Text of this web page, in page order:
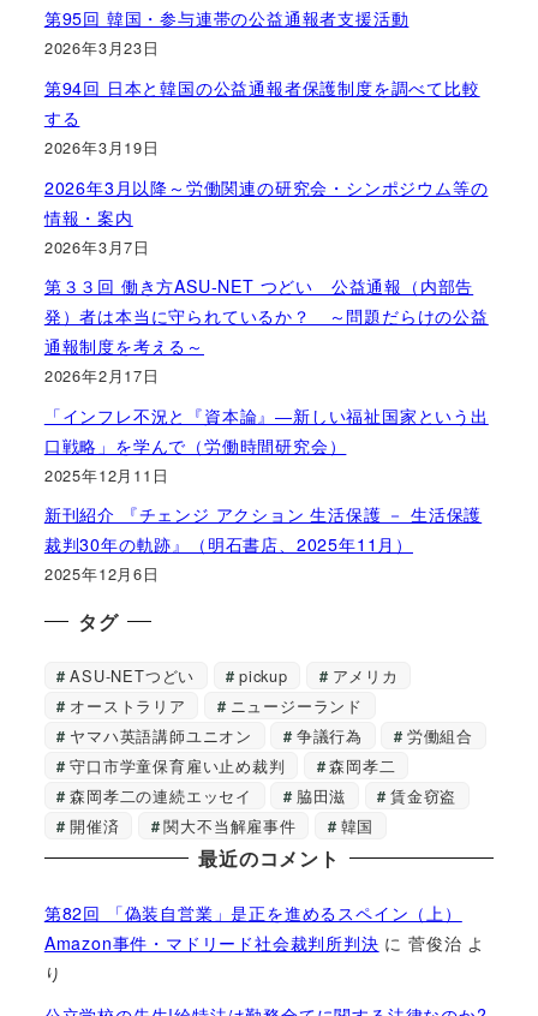
第95回 韓国・参与連帯の公益通報者支援活動
2026年3月23日
第94回 日本と韓国の公益通報者保護制度を調べて比較
する
2026年3月19日
2026年3月以降～労働関連の研究会・シンポジウム等の
情報・案内
2026年3月7日
第３３回 働き方ASU-NET つどい 公益通報（内部告
発）者は本当に守られているか？ ～問題だらけの公益
通報制度を考える～
2026年2月17日
「インフレ不況と『資本論』―新しい福祉国家という出
口戦略」を学んで（労働時間研究会）
2025年12月11日
新刊紹介 『チェンジ アクション 生活保護 － 生活保護
裁判30年の軌跡』（明石書店、2025年11月）
2025年12月6日
タグ
ASU-NETつどい pickup
アメリカ
オーストラリア
ニュージーランド
ヤマハ英語講師ユニオン
争議行為
労働組合
守口市学童保育雇い止め裁判
森岡孝二
森岡孝二の連続エッセイ
脇田滋
賃金窃盗
開催済
関大不当解雇事件 韓国
最近のコメント
第82回 「偽装自営業」是正を進めるスペイン（上）
Amazon事件・マドリード社会裁判所判決 に菅俊治 よ
り